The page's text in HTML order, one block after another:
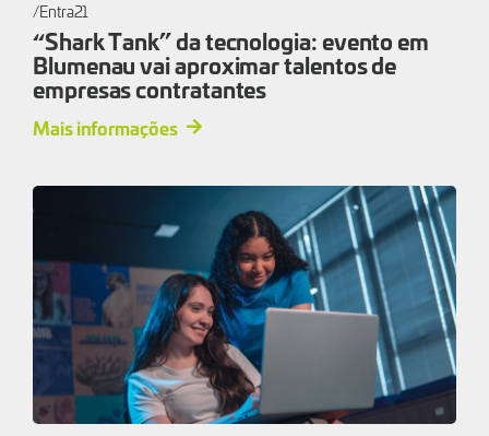
Entra21
“Shark Tank” da tecnologia: evento em
Blumenau vai aproximar talentos de
empresas contratantes
Mais informações